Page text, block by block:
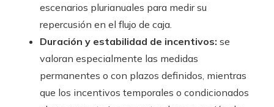
escenarios plurianuales para medir su
repercusión en el flujo de caja.
Duración y estabilidad de incentivos: se
valoran especialmente las medidas
permanentes o con plazos definidos, mientras
que los incentivos temporales o condicionados